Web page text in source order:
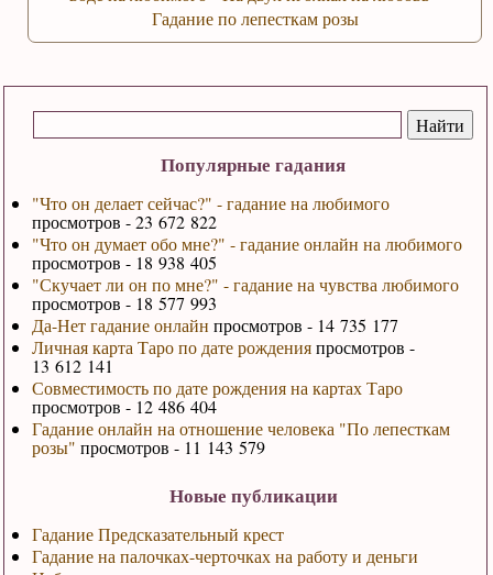
Популярные гадания
"Что он делает сейчас?" - гадание на любимого
просмотров - 23 672 822
"Что он думает обо мне?" - гадание онлайн на любимого
просмотров - 18 938 405
"Скучает ли он по мне?" - гадание на чувства любимого
просмотров - 18 577 993
Да-Нет гадание онлайн просмотров - 14 735 177
Личная карта Таро по дате рожденияпросмотров -
13 612 141
Совместимость по дате рождения на картах Таро
просмотров - 12 486 404
Гадание онлайн на отношение человека "По лепесткам
розы" просмотров - 11 143 579
Новые публикации
Гадание Предсказательный крест
Гадание на палочках-черточках на работу и деньги
Гадание по лепесткам розы